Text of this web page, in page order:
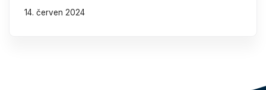
14. červen 2024